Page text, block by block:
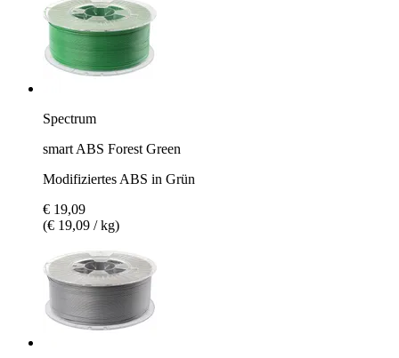
Spectrum
smart ABS Forest Green
Modifiziertes ABS in Grün
€ 19,09
(€ 19,09 / kg)